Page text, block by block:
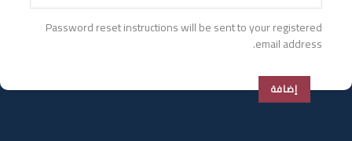
Password reset instructions will be sent to your registered
email address.